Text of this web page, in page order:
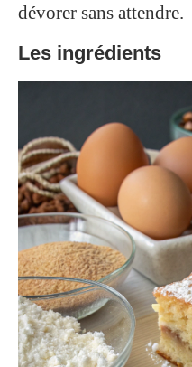
dévorer sans attendre.
Les ingrédients